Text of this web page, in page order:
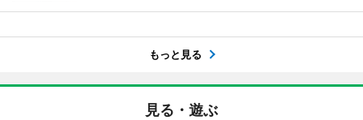
もっと見る
見る・遊ぶ